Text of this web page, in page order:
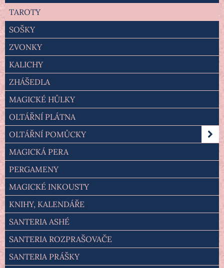
TAROTY
SOŠKY
ZVONKY
KALICHY
ZHÁŠEDLA
MAGICKÉ HŮLKY
OLTÁŘNÍ PLÁTNA
OLTÁŘNÍ POMŮCKY
MAGICKÁ PERA
PERGAMENY
MAGICKÉ INKOUSTY
KNIHY, KALENDÁŘE
SANTERIA ASHÉ
SANTERIA ROZPRAŠOVAČE
SANTERIA PRÁŠKY